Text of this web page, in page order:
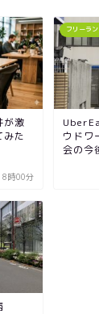
が激
みた
時00分
フリーラ
ウドワ
会の今